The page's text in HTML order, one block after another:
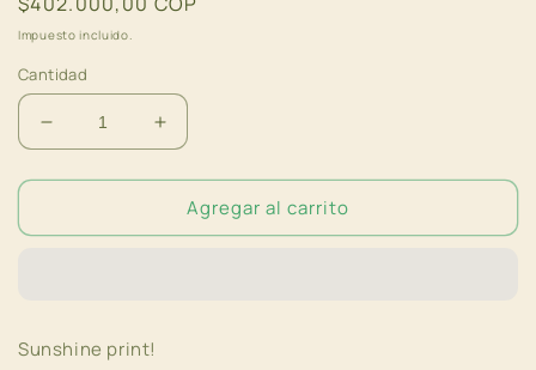
habitual
Impuesto incluido.
Cantidad
Reducir
cantidad
para
Sunshine
Aumentar
cantidad
para
Vestido
Sunshine
Agregar al carrito
Sunshine print!